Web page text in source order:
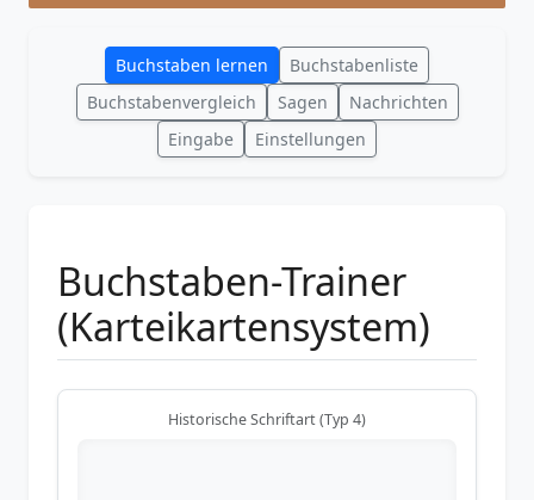
Buchstaben lernen
Buchstabenliste
Buchstabenvergleich
Sagen
Nachrichten
Eingabe
Einstellungen
Buchstaben-Trainer
(Karteikartensystem)
Historische Schriftart (Typ 4)